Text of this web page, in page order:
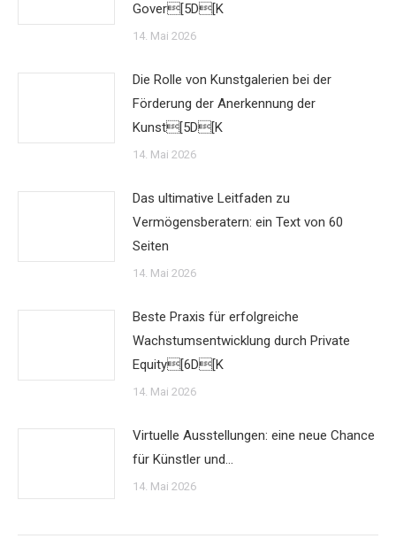
Gover[5D[K
14. Mai 2026
Die Rolle von Kunstgalerien bei der
Förderung der Anerkennung der
Kunst[5D[K
14. Mai 2026
Das ultimative Leitfaden zu
Vermögensberatern: ein Text von 60
Seiten
14. Mai 2026
Beste Praxis für erfolgreiche
Wachstumsentwicklung durch Private
Equity[6D[K
14. Mai 2026
Virtuelle Ausstellungen: eine neue Chance
für Künstler und…
14. Mai 2026